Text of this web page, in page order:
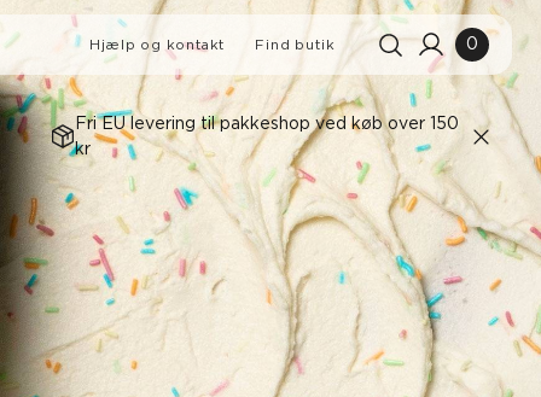
BROMBÆRMUFFINS MED
Hjælp og kontakt Find butik 0
Fri EU levering til pakkeshop ved køb over 150
kr
Søgehistorik
Ryd alle
Søgeresultater Se alle